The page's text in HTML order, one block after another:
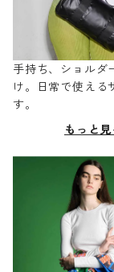
手持ち、ショルダ
け。日常で使える
す。
もっと見